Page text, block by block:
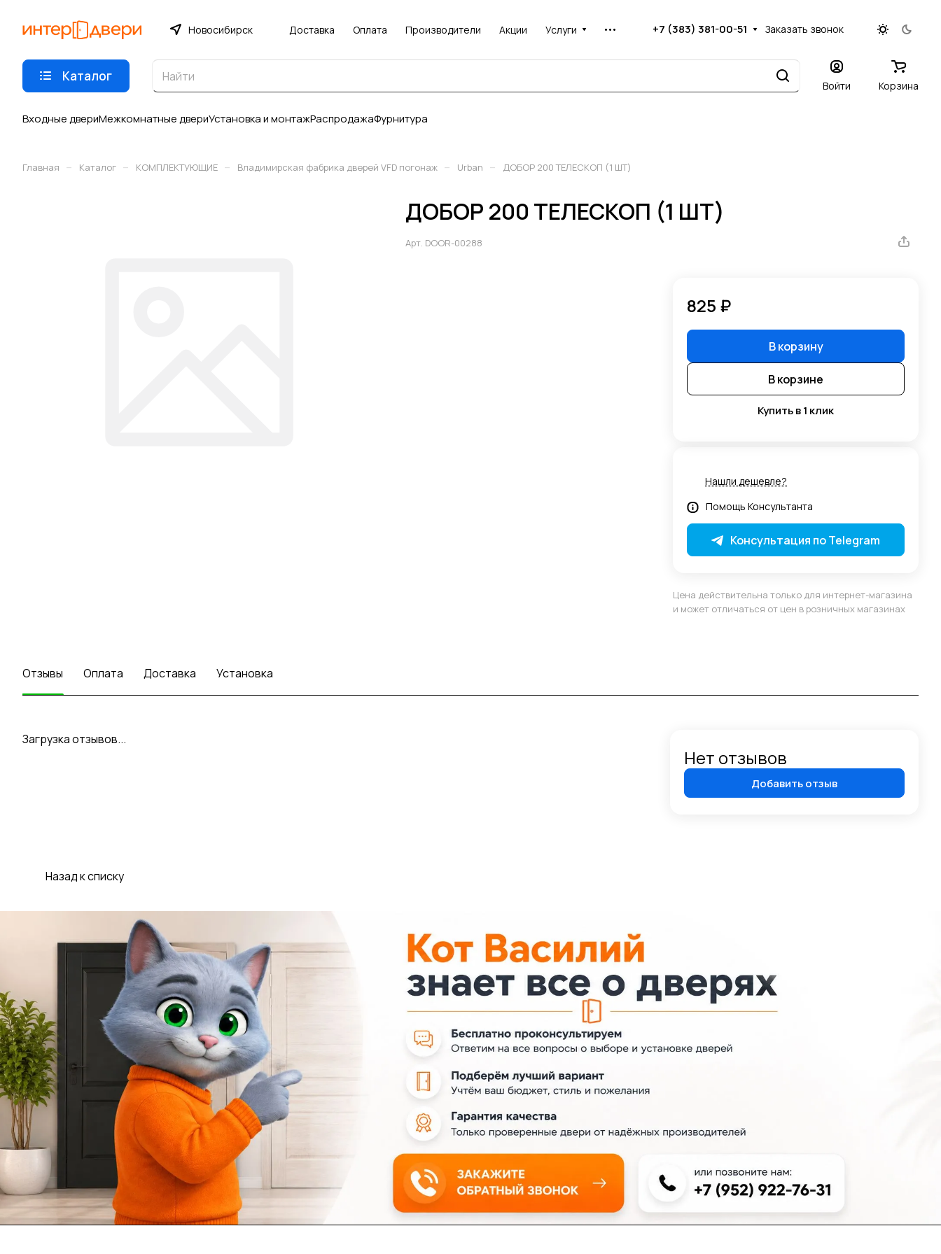
Новосибирск Доставка Оплата Производители Акции Услуги +7 (383) 381-00-51 Заказать звонок
Каталог
Войти Корзина
Входные двериМежкомнатные двериУстановка и монтажРаспродажаФурнитура
Главная – Каталог – КОМПЛЕКТУЮЩИЕ – Владимирская фабрика дверей VFD погонаж – Urban – ДОБОР 200 ТЕЛЕСКОП (1 ШТ)
ДОБОР 200 ТЕЛЕСКОП (1 ШТ)
Арт. DOOR-00288
825 ₽
В корзину
В корзине
Купить в 1 клик
Нашли дешевле?
Помощь Консультанта
Консультация по Telegram
Цена действительна только для интернет-магазина
и может отличаться от цен в розничных магазинах
Отзывы Оплата Доставка Установка
Загрузка отзывов...
Нет отзывов
Добавить отзыв
Назад к списку